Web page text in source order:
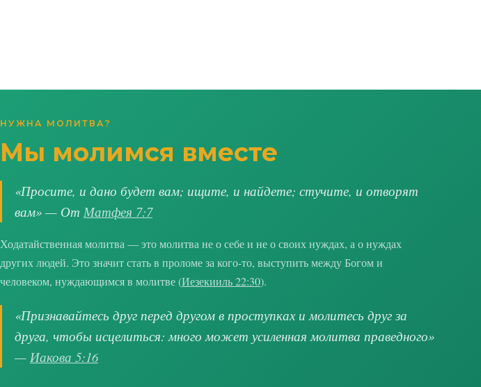
НУЖНА МОЛИТВА?
Мы молимся вместе
«Просите, и дано будет вам; ищите, и найдете; стучите, и отворят
вам» — От Матфея 7:7
Ходатайственная молитва — это молитва не о себе и не о своих нуждах, а о нуждах
других людей. Это значит стать в проломе за кого-то, выступить между Богом и
человеком, нуждающимся в молитве (Иезекииль 22:30).
«Признавайтесь друг перед другом в проступках и молитесь друг за
друга, чтобы исцелиться: много может усиленная молитва праведного»
— Иакова 5:16